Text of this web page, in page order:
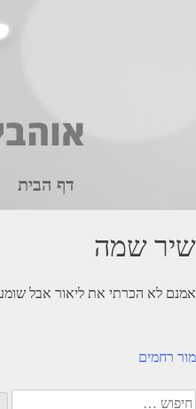
דף הבית
שיר שמה
אמנם לא הכרתי את ליאור אבל
ניווט
מור רחמים
חיפוש: